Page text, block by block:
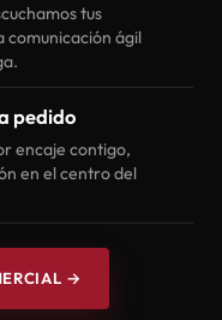
tus
comunicación ágil
pedido
encaje contigo,
en el centro del
→